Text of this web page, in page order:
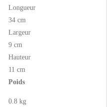
Longueur
34 cm
Largeur
9 cm
Hauteur
11 cm
Poids
0.8 kg